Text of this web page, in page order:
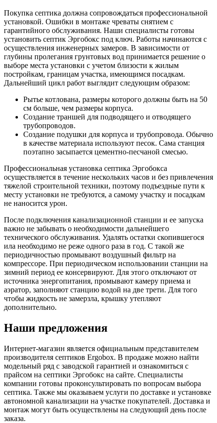
Покупка септика должна сопровождаться профессиональной
установкой. Ошибки в монтаже чреваты снятием с
гарантийного обслуживания. Наши специалисты готовы
установить септик Эргобокс под ключ. Работы начинаются с
осуществления инженерных замеров. В зависимости от
глубины пролегания грунтовых вод принимается решение о
выборе места установки с учетом близости к жилым
постройкам, границам участка, имеющимся посадкам.
Дальнейший цикл работ выглядит следующим образом:
Рытье котлована, размеры которого должны быть на 50
см больше, чем размеры корпуса.
Создание траншей для подводящего и отводящего
трубопроводов.
Создание подушки для корпуса и трубопровода. Обычно
в качестве материала используют песок. Сама станция
поэтапно засыпается цементно-песчаной смесью.
Профессиональная установка септика Эргобокса
осуществляется в течение нескольких часов и без привлечения
тяжелой строительной техники, поэтому подъездные пути к
месту установки не требуются, а самому участку и посадкам
не наносится урон.
После подключения канализационной станции и ее запуска
важно не забывать о необходимости дальнейшего
технического обслуживания. Удалять остатки скопившегося
ила необходимо не реже одного раза в год. С такой же
периодичностью промывают воздушный фильтр на
компрессоре. При периодическом использовании станции на
зимний период ее консервируют. Для этого отключают от
источника энергопитания, промывают камеру приема и
аэратор, заполняют станцию водой на две трети. Для того
чтобы жидкость не замерзла, крышку утепляют
дополнительно.
Наши предложения
Интернет-магазин является официальным представителем
производителя септиков Ergobox. В продаже можно найти
модельный ряд с заводской гарантией и ознакомиться с
прайсом на септики Эргобокс на сайте. Специалисты
компании готовы проконсультировать по вопросам выбора
септика. Также мы оказываем услуги по доставке и установке
автономной канализации на участке покупателей. Доставка и
монтаж могут быть осуществлены на следующий день после
заказа.